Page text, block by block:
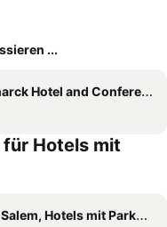
...
Hotel and Conference Center
Hotels mit
Hotels mit Parkplatz